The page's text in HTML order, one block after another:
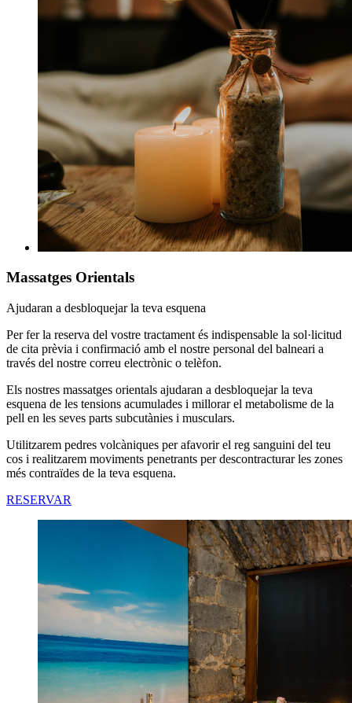
Massatges Orientals
Ajudaran a desbloquejar la teva esquena
Per fer la reserva del vostre tractament és indispensable la sol·licitud
de cita prèvia i confirmació amb el nostre personal del balneari a
través del nostre correu electrònic o telèfon.
Els nostres massatges orientals ajudaran a desbloquejar la teva
esquena de les tensions acumulades i millorar el metabolisme de la
pell en les seves parts subcutànies i musculars.
Utilitzarem pedres volcàniques per afavorir el reg sanguini del teu
cos i realitzarem moviments penetrants per descontracturar les zones
més contraïdes de la teva esquena.
RESERVAR